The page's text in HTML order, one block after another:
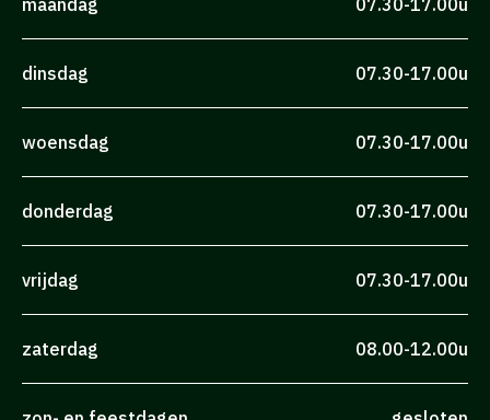
dinsdag 07.30-17.00u
woensdag 07.30-17.00u
donderdag 07.30-17.00u
vrijdag 07.30-17.00u
zaterdag 08.00-12.00u